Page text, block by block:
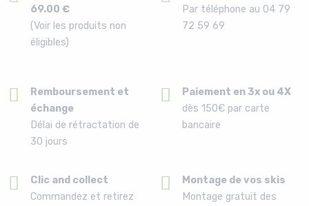
69.00 €
(Voir les produits non
éligibles)
Par téléphone au 04 79
72 59 69
Remboursement et
échange
Délai de rétractation de
30 jours
Paiement en 3x ou 4X
dès 150€ par carte
bancaire
Clic and collect
Commandez et retirez
Montage de vos skis
Montage gratuit des